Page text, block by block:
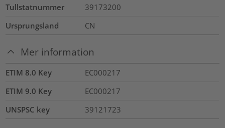
Tullstatnummer
39173200
Ursprungsland
CN
Mer information
ETIM 8.0 Key
EC000217
ETIM 9.0 Key
EC000217
UNSPSC key
39121723